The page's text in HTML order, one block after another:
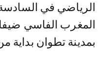
الرياضي في
المغرب الفاسي
بمدينة تطوان بداية من